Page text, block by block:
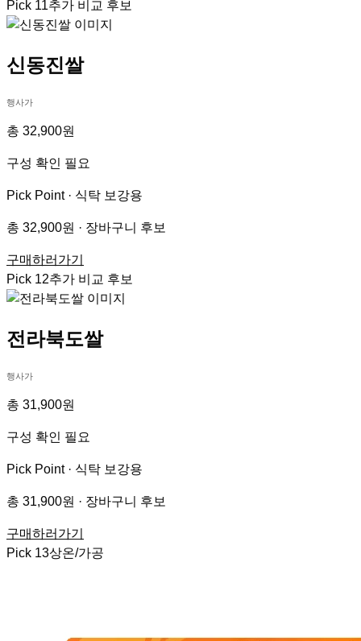
Pick 11추가 비교 후보
신동진쌀
행사가
총 32,900원
구성 확인 필요
Pick Point · 식탁 보강용
총 32,900원 · 장바구니 후보
구매하러가기
Pick 12추가 비교 후보
전라북도쌀
행사가
총 31,900원
구성 확인 필요
Pick Point · 식탁 보강용
총 31,900원 · 장바구니 후보
구매하러가기
Pick 13상온/가공